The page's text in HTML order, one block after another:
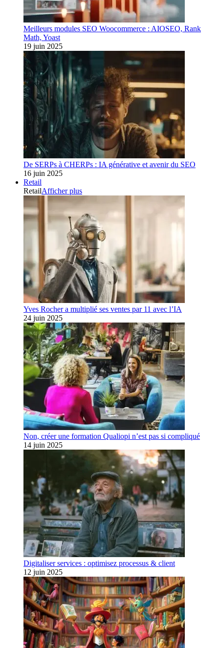
Meilleurs modules SEO Woocommerce : AIOSEO, Rank
Math, Yoast
19 juin 2025
De SERPs à CHERPs : IA générative et avenir du SEO
16 juin 2025
Retail
RetailAfficher plus
Yves Rocher a multiplié ses ventes par 11 avec l’IA
24 juin 2025
Non, créer une formation Qualiopi n’est pas si compliqué
14 juin 2025
Digitaliser services : optimisez processus & client
12 juin 2025